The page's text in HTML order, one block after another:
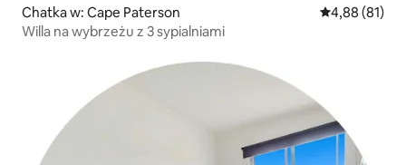
Chatka w: Cape Paterson Średnia
4,88 (81)
Willa na wybrzeżu z 3 sypialniami